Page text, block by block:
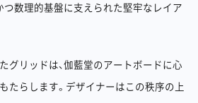
つ数理的基盤に支えられた堅牢なレイア
グリッドは、伽藍堂のアートボードに心
もたらします。デザイナーはこの秩序の上